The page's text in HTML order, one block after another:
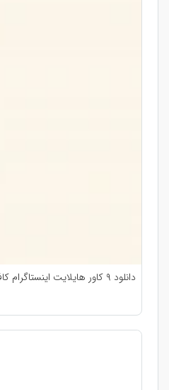
دانلود ۹ کاور هایلایت اینستاگرام کافه‌ ای